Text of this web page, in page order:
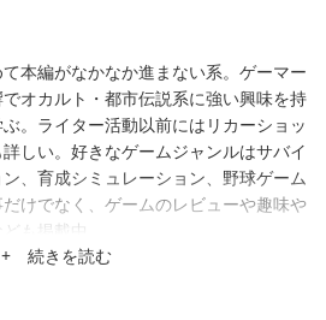
本編がなかなか進まない系。ゲーマー
オカルト・都市伝説系に強い興味を持
。ライター活動以前にはリカーショッ
しい。好きなゲームジャンルはサバイ
、育成シミュレーション、野球ゲーム
けでなく、ゲームのレビューや趣味や
も掲載中。
+ 続きを読む